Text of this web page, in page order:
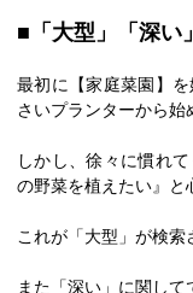
■「大型」「深い
最初に【家庭菜園】
さいプランターから始
しかし、徐々に慣れ
の野菜を植えたい』と
これが「大型」が検索
また「深い」に関して